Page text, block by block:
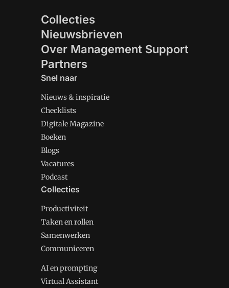
Collecties
Nieuwsbrieven
Over Management Support
Partners
Snel naar
Nieuws & inspiratie
Checklists
Digitale Magazine
Boeken
Blogs
Vacatures
Podcast
Collecties
Productiviteit
Taken en rollen
Samenwerken
Communiceren
AI en prompting
Virtual Assistant